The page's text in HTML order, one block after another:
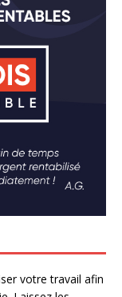
votre travail afin